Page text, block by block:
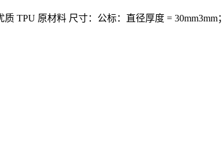
质 TPU 原材料 尺寸：公标：直径厚度 = 30mm3mm；